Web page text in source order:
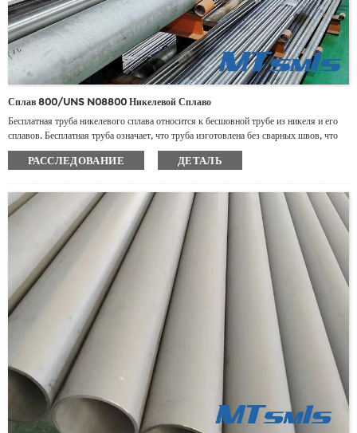
Сплав 800/UNS N08800 Никелевой Сплаво
Бесплатная труба никелевого сплава относится к бесшовной трубе из никеля и его
сплавов. Бесплатная труба означает, что труба изготовлена ​​без сварных швов, что
обеспечивает однородность и прочность материала.
РАССЛЕДОВАНИЕ ДЕТАЛЬ